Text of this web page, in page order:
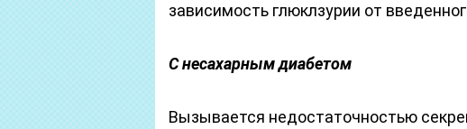
зависимость глюклзурии от
С несахарным диабетом
Вызывается недостаточностью